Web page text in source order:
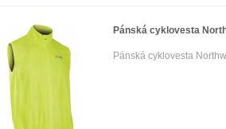
Pánská cyklovesta
Pánská cyklovesta